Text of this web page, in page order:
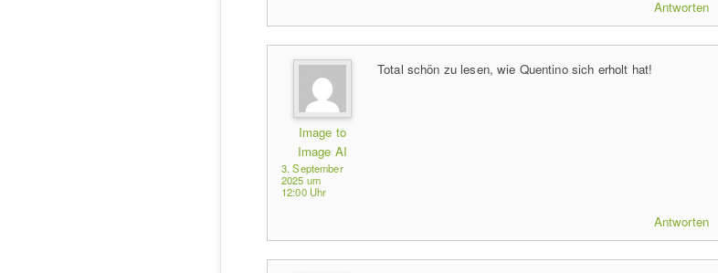
Antworten
Image to
Image AI
3. September
2025 um
12:00 Uhr
Total schön zu lesen, wie Quentino sich erholt hat!
Antworten